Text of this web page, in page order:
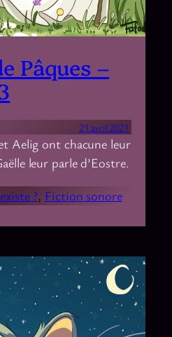
Pâques –
21 avril 2021
Aelig ont chacune leur
leur parle d’Eostre.
?, Fiction sonore